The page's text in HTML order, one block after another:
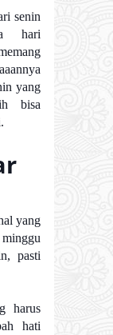
senin
hari
yang
bisa
yang
pasti
harus
hati